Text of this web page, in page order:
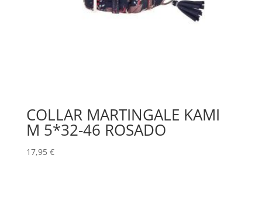
COLLAR MARTINGALE KAMI
M 5*32-46 ROSADO
17,95 €